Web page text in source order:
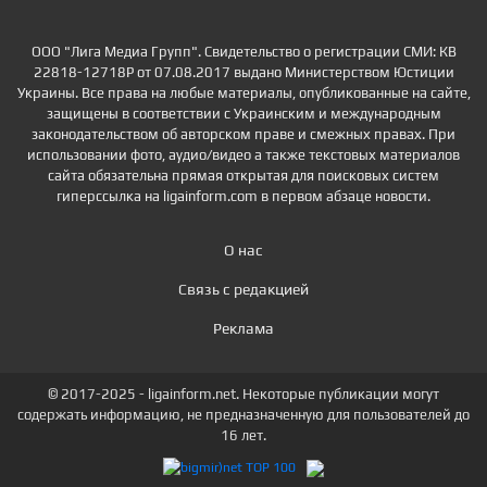
ООО "Лига Медиа Групп". Свидетельство о регистрации СМИ: КВ
22818-12718Р от 07.08.2017 выдано Министерством Юстиции
Украины. Все права на любые материалы, опубликованные на сайте,
защищены в соответствии с Украинским и международным
законодательством об авторском праве и смежных правах. При
использовании фото, аудио/видео а также текстовых материалов
сайта обязательна прямая открытая для поисковых систем
гиперссылка на ligainform.com в первом абзаце новости.
О нас
Связь с редакцией
Реклама
© 2017-2025 - ligainform.net. Некоторые публикации могут
содержать информацию, не предназначенную для пользователей до
16 лет.